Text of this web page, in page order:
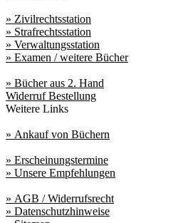
» Zivilrechtsstation
» Strafrechtsstation
» Verwaltungsstation
» Examen / weitere Bücher
» Bücher aus 2. Hand
Widerruf Bestellung
Weitere Links
» Ankauf von Büchern
» Erscheinungstermine
» Unsere Empfehlungen
» AGB / Widerrufsrecht
» Datenschutzhinweise